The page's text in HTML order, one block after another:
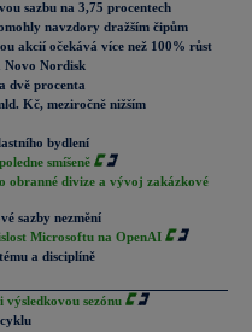
sazbu na 3,75 procentech
navzdory dražším čipům
akcií očekává více než 100% růst
Novo Nordisk
dvě procenta
Kč, meziročně nižším
bydlení
smíšeně
obranné divize a vývoj zakázkové
sazby nezmění
Microsoftu na OpenAI
a disciplíně
sezónu